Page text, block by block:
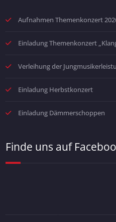
Aufnahmen Themenkonzert
Einladung Themenkonzert
Verleihung der
Einladung Herbstkonzert
Einladung Dämmerschoppen
Finde uns auf